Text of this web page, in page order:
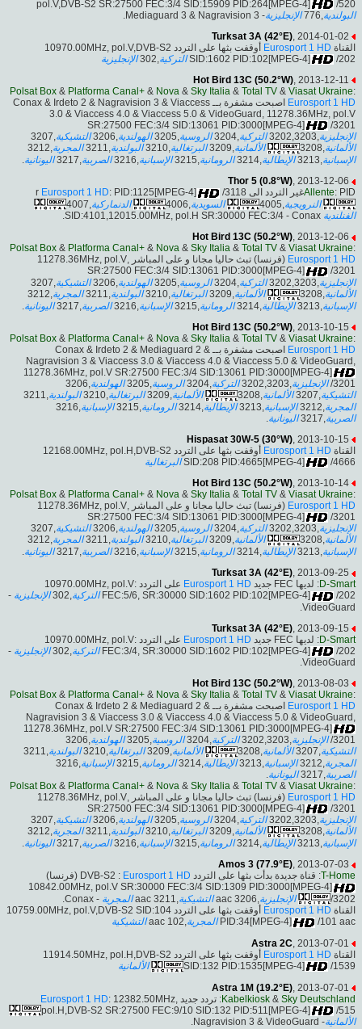
pol.V,DVB-S2 SR:27500 FEC:3/4 SID:15909 PID:264[MPEG-4]
/520
البولندية,776 الإنجليزية- Mediaguard 3 & Nagravision 3.
Turksat 3A (42°E), 2014-01-02
القناة Eurosport 1 HD
أوقفت بثها على التردد 10970.00MHz, pol.V,DVB-S2
SID:1602 PID:102[MPEG-4]
/202 التركية,302
الإنجليزية
Hot Bird 13C (50.2°W), 2013-12-11
Polsat Box & Platforma Canal+ & Nova & Sky Italia & Total TV & Viasat Ukraine:
Eurosport 1 HD
اصبحت مشفرة بــ Conax & Irdeto 2 & Nagravision 3 & Viaccess
3.0 & Viaccess 4.0 & Viaccess 5.0 & VideoGuard, 11278.36MHz, pol.V
SR:27500 FEC:3/4 SID:13061 PID:3000[MPEG-4]
/3201
الإنجليزية,3202,3203 التركية,3204 الروسية,3205 الهولندية,3206 التشيكية,3207
الألمانية,3208 الألمانية,3209 البرتغالية,3210 البولندية,3211 المجرية,3212
الإسبانية,3213 الإيطالية,3214 الرومانية,3215 الإسبانية,3216 الصربية,3217 اليونانية.
Thor 5 (0.8°W), 2013-12-06
Allente: PIDغير التردد الى r Eurosport 1 HD: PID:1125[MPEG-4]
/3118
النرويجية
السويدية الدنماركية
الفنلندية
Hot Bird 13C (50.2°W), 2013-12-06
Polsat Box & Platforma Canal+ & Nova & Sky Italia & Total TV & Viasat Ukraine:
Eurosport 1 HD
(فرنسا) تبث حاليا مجانا و على المباشر ,11278.36MHz, pol.V
SR:27500 FEC:3/4 SID:13061 PID:3000[MPEG-4]
/3201
الإنجليزية
التركية الروسية الهولندية التشيكية
الألمانية
الألمانية البرتغالية البولندية المجرية
الإسبانية
الإيطالية الرومانية الإسبانية الصربية اليونانية
Hot Bird 13C (50.2°W) , 2013-10-15
Polsat Box & Platforma Canal+ & Nova & Sky Italia & Total TV & Viasat Ukraine:
Eurosport 1 HD
اصبحت مشفرة بــ Conax & Irdeto 2 & Mediaguard 2 &
Nagravision 3 & Viaccess 3.0 & Viaccess 4.0 & Viaccess 5.0 & VideoGuard,
11278.36MHz, pol.V SR:27500 FEC:3/4 SID:13061 PID:3000[MPEG-4]
/3201 الإنجليزية,3202,3203 التركية,3204 الروسية,3205 الهولندية,3206
التشيكية,3207 الألمانية,3208 الألمانية,3209 البرتغالية,3210 البولندية,3211
المجرية
الإسبانية الإيطالية الرومانية الإسبانية
الصربية
اليونانية
Hispasat 30W-5 (30°W) , 2013-10-15
القناة Eurosport 1 HD
أوقفت بثها على التردد 12168.00MHz, pol.H,DVB-S2
SID:208 PID:4665[MPEG-4]
/4666
البرتغالية
Hot Bird 13C (50.2°W), 2013-10-14
Polsat Box & Platforma Canal+ & Nova & Sky Italia & Total TV & Viasat Ukraine:
Eurosport 1 HD
(فرنسا) تبث حاليا مجانا و على المباشر ,11278.36MHz, pol.V
SR:27500 FEC:3/4 SID:13061 PID:3000[MPEG-4]
/3201
الإنجليزية,3202,3203 التركية,3204 الروسية,3205 الهولندية,3206 التشيكية,3207
الألمانية,3208 الألمانية,3209 البرتغالية,3210 البولندية,3211 المجرية,3212
الإسبانية,3213 الإيطالية,3214 الرومانية,3215 الإسبانية,3216 الصربية,3217 اليونانية.
Turksat 3A (42°E), 2013-09-25
D-Smart: لديها FEC جديد Eurosport 1 HD
على التردد 10970.00MHz, pol.V:
FEC:5/6, SR:30000 SID:1602 PID:102[MPEG-4]
/202 التركية,302 الإنجليزية -
VideoGuard.
Turksat 3A (42°E) , 2013-09-15
D-Smart: لديها FEC جديد Eurosport 1 HD
على التردد 10970.00MHz, pol.V:
FEC:3/4, SR:30000 SID:1602 PID:102[MPEG-4]
/202 التركية الإنجليزية -
VideoGuard.
Hot Bird 13C (50.2°W), 2013-08-03
Polsat Box & Platforma Canal+ & Nova & Sky Italia & Total TV & Viasat Ukraine:
Eurosport 1 HD
اصبحت مشفرة بــ Conax & Irdeto 2 & Mediaguard 2 &
Nagravision 3 & Viaccess 3.0 & Viaccess 4.0 & Viaccess 5.0 & VideoGuard,
11278.36MHz, pol.V SR:27500 FEC:3/4 SID:13061 PID:3000[MPEG-4]
/3201 الإنجليزية,3202,3203 التركية,3204 الروسية,3205 الهولندية,3206
التشيكية,3207 الألمانية,3208 الألمانية,3209 البرتغالية,3210 البولندية,3211
المجرية,3212 الإسبانية,3213 الإيطالية,3214 الرومانية,3215 الإسبانية,3216
الصربية,3217 اليونانية.
Polsat Box & Platforma Canal+ & Nova & Sky Italia & Total TV & Viasat Ukraine:
Eurosport 1 HD
(فرنسا) تبث حاليا مجانا و على المباشر ,11278.36MHz, pol.V
SR:27500 FEC:3/4 SID:13061 PID:3000[MPEG-4]
/3201
الإنجليزية,3202,3203 التركية,3204 الروسية,3205 الهولندية,3206 التشيكية,3207
الألمانية,3208 الألمانية,3209 البرتغالية,3210 البولندية,3211 المجرية,3212
الإسبانية,3213 الإيطالية,3214 الرومانية,3215 الإسبانية,3216 الصربية,3217 اليونانية.
Amos 3 (77.9°E), 2013-07-03
T-Home: قناة جديدة بدأت بثها على التردد DVB-S2 : Eurosport 1 HD
(فرنسا)
10842.00MHz, pol.V SR:30000 FEC:3/4 SID:1309 PID:3000[MPEG-4]
/3202
الإنجليزية التشيكية المجرية - Conax.
القناة Eurosport 1 HD
أوقفت بثها على التردد 10759.00MHz, pol.V,DVB-S2 SID:104
PID:34[MPEG-4]
/101 aac المجرية,102 aac
التشيكية
Astra 2C , 2013-07-01
القناة Eurosport 1 HD
أوقفت بثها على التردد 11914.50MHz, pol.H,DVB-S2
SID:132 PID:1535[MPEG-4]
/1539
الألمانية
Astra 1M (19.2°E) , 2013-07-01
Kabelkiosk & Sky Deutschland : تردد جديد Eurosport 1 HD: 12382.50MHz,
pol.H,DVB-S2 SR:27500 FEC:9/10 SID:132 PID:511[MPEG-4]
/515
الألمانية- Nagravision 3 & VideoGuard.